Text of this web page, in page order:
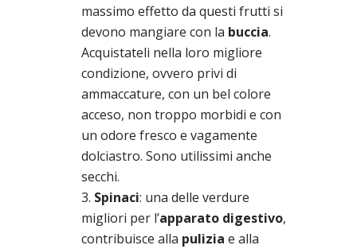
massimo effetto da questi frutti si
devono mangiare con la buccia.
Acquistateli nella loro migliore
condizione, ovvero privi di
ammaccature, con un bel colore
acceso, non troppo morbidi e con
un odore fresco e vagamente
dolciastro. Sono utilissimi anche
secchi.
Spinaci: una delle verdure
migliori per l’apparato digestivo,
contribuisce alla pulizia e alla